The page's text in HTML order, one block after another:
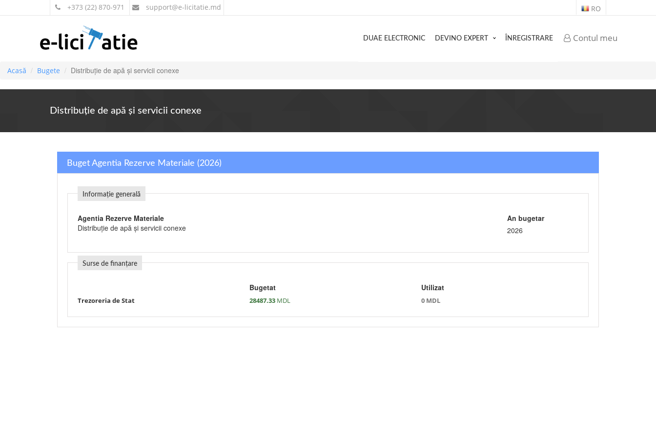
+373 (22) 870-971 support@e-licitatie.md RO
Contul meu
DUAE ELECTRONIC DEVINO EXPERT ÎNREGISTRARE
Acasă Bugete Distribuţie de apă şi servicii conexe
Distribuţie de apă şi servicii conexe
Buget Agentia Rezerve Materiale (2026)
Informație generală
Agentia Rezerve Materiale
Distribuţie de apă şi servicii conexe
An bugetar
2026
Surse de finanțare
Bugetat Utilizat
Trezoreria de Stat 28487.33 MDL 0 MDL